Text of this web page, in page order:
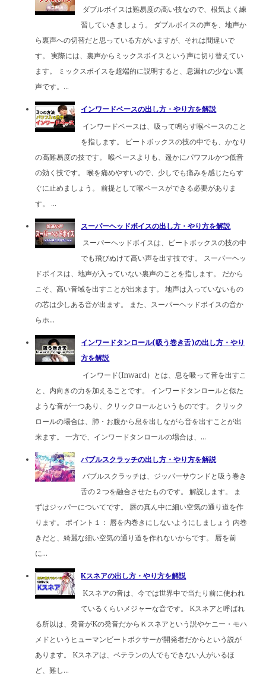
ダブルボイスは難易度の高い技なので、根気よく練
習していきましょう。 ダブルボイスの声を、地声か
ら裏声への切替だと思っている方がいますが、それは間違いで
す。 実際には、裏声からミックスボイスという声に切り替えてい
ます。 ミックスボイスを超端的に説明すると、息漏れの少ない裏
声です。...
インワードベースの出し方・やり方を解説
インワードベースは、吸って鳴らす喉ベースのこと
を指します。 ビートボックスの技の中でも、かなり
の高難易度の技です。 喉ベースよりも、遥かにパワフルかつ低音
の効く技です。 喉を痛めやすいので、少しでも痛みを感じたらす
ぐに止めましょう。 前提として喉ベースができる必要がありま
す。 ...
スーパーヘッドボイスの出し方・やり方を解説
スーパーヘッドボイスは、ビートボックスの技の中
でも飛びぬけて高い声を出す技です。 スーパーヘッ
ドボイスは、地声が入っていない裏声のことを指します。 だから
こそ、高い音域を出すことが出来ます。 地声は入っていないもの
の芯は少しある音が出ます。 また、スーパーヘッドボイスの音か
らホ...
インワードタンロール(吸う巻き舌)の出し方・やり
方を解説
インワード(Inward）とは、息を吸って音を出すこ
と、内向きの力を加えることです。 インワードタンロールと似た
ような音が一つあり、クリックロールというものです。 クリック
ロールの場合は、肺・お腹から息を出しながら音を出すことが出
来ます。 一方で、インワードタンロールの場合は、...
バブルスクラッチの出し方・やり方を解説
バブルスクラッチは、ジッパーサウンドと吸う巻き
舌の２つを融合させたものです。 解説します。 ま
ずはジッパーについてです。 唇の真ん中に細い空気の通り道を作
ります。 ポイント１： 唇を内巻きにしないようにしましょう 内巻
きだと、綺麗な細い空気の通り道を作れないからです。 唇を前
に...
Kスネアの出し方・やり方を解説
Kスネアの音は、今では世界中で当たり前に使われ
ているくらいメジャーな音です。 Kスネアと呼ばれ
る所以は、発音がKの発音だからＫスネアという説やケニー・モハ
メドというヒューマンビートボクサーが開発者だからという説が
あります。 Kスネアは、ベテランの人でもできない人がいるほ
ど、難し...